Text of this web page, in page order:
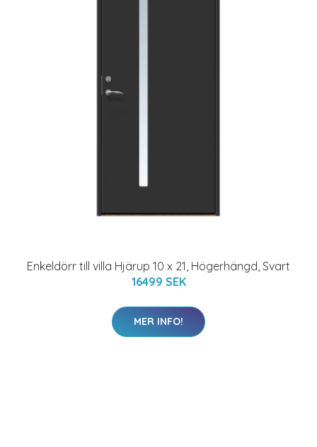
Enkeldörr till villa Hjärup 10 x 21, Högerhängd, Svart
16499 SEK
MER INFO!